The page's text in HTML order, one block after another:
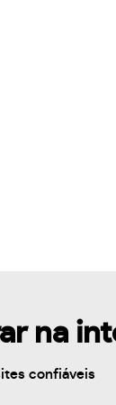
na
confiáveis